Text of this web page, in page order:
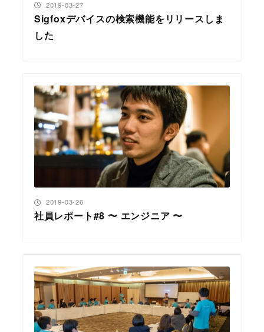
Sigfoxデバイスの検索機能をリリースしま
した
投稿日
2019-03-27
社員レポート#8 〜 エンジニア 〜
投稿日
2019-03-26